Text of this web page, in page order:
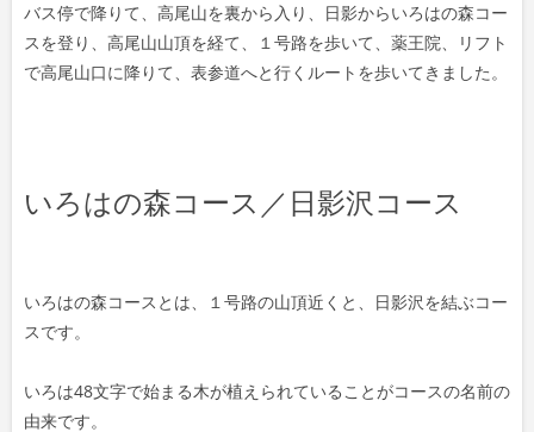
バス停で降りて、高尾山を裏から入り、日影からいろはの森コー
スを登り、高尾山山頂を経て、１号路を歩いて、薬王院、リフト
で高尾山口に降りて、表参道へと行くルートを歩いてきました。
いろはの森コース／日影沢コース
いろはの森コースとは、１号路の山頂近くと、日影沢を結ぶコー
スです。
いろは48文字で始まる木が植えられていることがコースの名前の
由来です。